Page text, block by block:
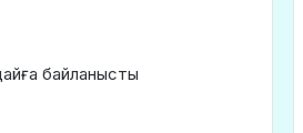
байланысты